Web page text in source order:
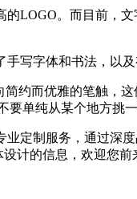
LOGO。而目前，
字体和书法，以及
约而优雅的笔触，
单纯从某个地方挑
制服务，通过深
计的信息，欢迎您前